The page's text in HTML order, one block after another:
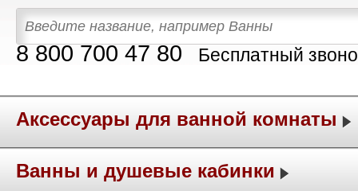
8 800 700 47 80 Бесплатный
Аксессуары для ванной комнаты
Ванны и душевые кабинки